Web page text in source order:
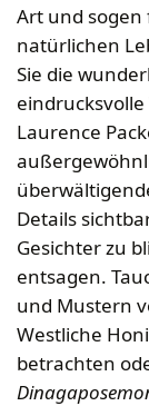
Diverses
Lagerung
Stockwaagen
Bienenluft
Imkerei
Honig &
Diverse
Art und
natürlichen
Sie die
Laurence
Details
Gesichter zu
entsagen.
und Mustern
Westliche
betrachten